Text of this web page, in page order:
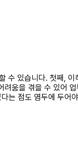
있습니다. 첫째,
움을 겪을 수 있어
는 점도 염두에 두어